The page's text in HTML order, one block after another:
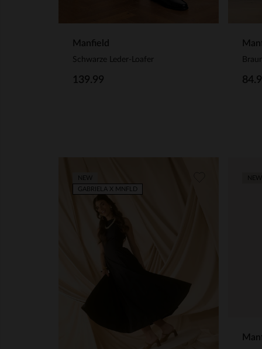
Manfield
Schwarze Leder-Loafer
139.99
GABRIELA X MNFLD